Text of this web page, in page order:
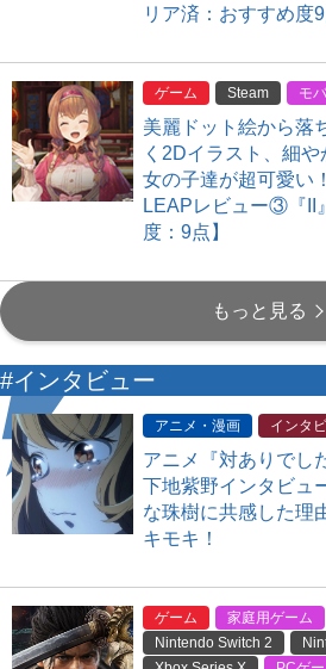
リア済：おすすめ度9
ゲーム Steam モ
美麗ドット絵から落
く2Dイラスト、細
女の子達が超可愛い
LEAPレビュー③『II
度：9点】
もっと見る
#インタビュー
アニメ・漫画 インタ
アニメ『対ありでし
下地紫野インタビュ
な珠樹に共感した理
キモキ！
ゲーム 家庭用ゲーム
Nintendo Switch 2